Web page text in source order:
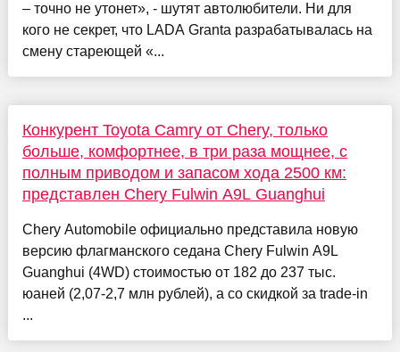
– точно не утонет», - шутят автолюбители. Ни для
кого не секрет, что LADA Granta разрабатывалась на
смену стареющей «...
Конкурент Toyota Camry от Chery, только
больше, комфортнее, в три раза мощнее, с
полным приводом и запасом хода 2500 км:
представлен Chery Fulwin A9L Guanghui
Chery Automobile официально представила новую
версию флагманского седана Chery Fulwin A9L
Guanghui (4WD) стоимостью от 182 до 237 тыс.
юаней (2,07-2,7 млн рублей), а со скидкой за trade-in
...